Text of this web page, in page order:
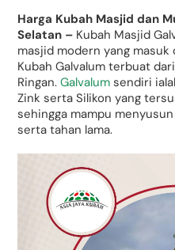
Harga Kubah Masjid dan
Selatan – Kubah Masjid
masjid modern yang masuk
Kubah Galvalum terbuat
Ringan.Galvalum sendiri
Zink serta Silikon yang
sehingga mampu
serta tahan lama.